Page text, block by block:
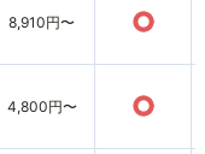
8,910円〜 ○
4,800円〜 ○